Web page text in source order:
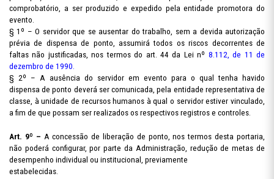
comprobatório, a ser produzido e expedido pela entidade promotora do
evento.
§ 1º – O servidor que se ausentar do trabalho, sem a devida autorização
prévia de dispensa de ponto, assumirá todos os riscos decorrentes de
faltas não justificadas, nos termos do art. 44 da Lei nº 8.112, de 11 de
dezembro de 1990.
§ 2º – A ausência do servidor em evento para o qual tenha havido
dispensa de ponto deverá ser comunicada, pela entidade representativa de
classe, à unidade de recursos humanos à qual o servidor estiver vinculado,
a fim de que possam ser realizados os respectivos registros e controles.
Art. 9º – A concessão de liberação de ponto, nos termos desta portaria,
não poderá configurar, por parte da Administração, redução de metas de
desempenho individual ou institucional, previamente
estabelecidas.